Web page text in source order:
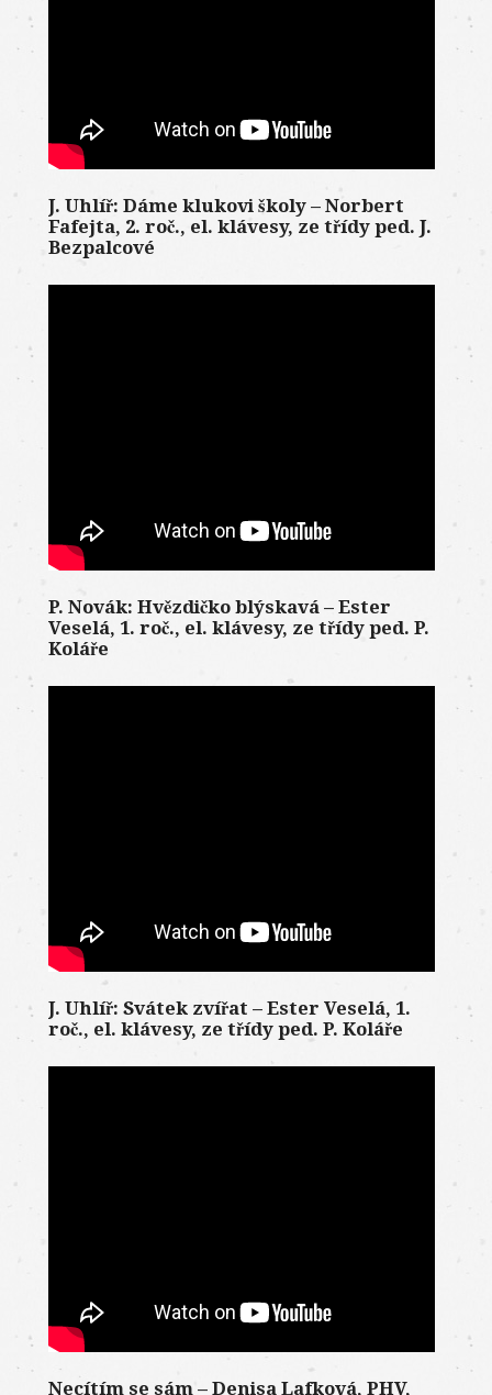
J. Uhlíř: Dáme klukovi školy – Norbert
Fafejta, 2. roč., el. klávesy, ze třídy ped. J.
Bezpalcové
P. Novák: Hvězdičko blýskavá – Ester
Veselá, 1. roč., el. klávesy, ze třídy ped. P.
Koláře
J. Uhlíř: Svátek zvířat – Ester Veselá, 1.
roč., el. klávesy, ze třídy ped. P. Koláře
Necítím se sám – Denisa Lafková, PHV,